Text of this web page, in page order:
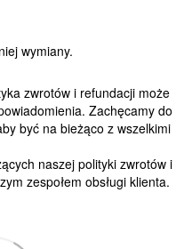
wymiany.
zwrotów i refundacji może
Zachęcamy do
być na bieżąco z wszelkimi
naszej polityki zwrotów i
zespołem obsługi klienta.